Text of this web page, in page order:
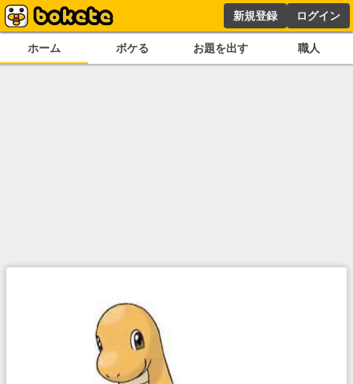
新規登録 ログイン
ホーム ボケる お題を出す 職人